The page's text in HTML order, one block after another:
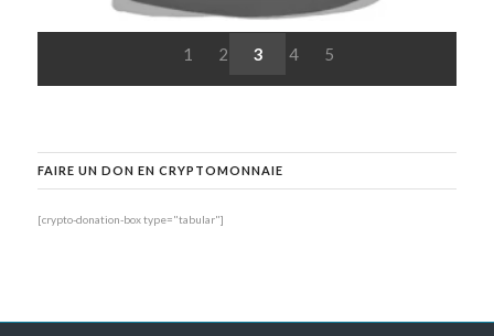
1 2 3 4 5
FAIRE UN DON EN CRYPTOMONNAIE
[crypto-donation-box type="tabular"]